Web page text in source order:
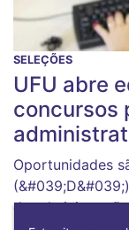
SELEÇÕES
UFU abre
concursos
Oportunidades
de